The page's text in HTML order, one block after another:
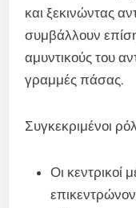
και ξεκινώντας
συμβάλλουν
αμυντικούς του
γραμμές πάσας.
Συγκεκριμένοι
Οι κεντρικοί